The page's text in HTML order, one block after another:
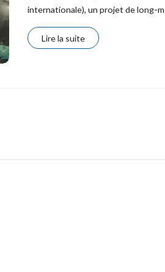
internationale), un projet de long-
Lire la suite